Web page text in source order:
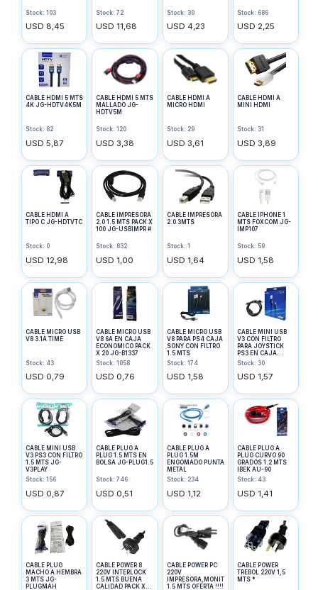
Stock: 103
USD 8,45
Stock: 72
USD 11,68
Stock: 30
USD 4,23
Stock: 686
USD 2,25
CABLE HDMI 5 MTS
4K JG-HDTV4K5M
Stock: 82
USD 5,87
CABLE HDMI 5 MTS
MALLADO JG-
HDTV5M
Stock: 120
USD 3,38
CABLE HDMI A
MICRO HDMI
Stock: 29
USD 3,61
CABLE HDMI A
MINI HDMI
Stock: 31
USD 3,89
CABLE HDMI A
TIPO C JG-HDTVTC
Stock: 0
USD 12,98
CABLE IMPRESORA
2.0 1.5 MTS PACK X
100 JG-USBIMPR #
Stock: 832
USD 1,00
CABLE IMPRESORA
2.0 3MTS
Stock: 1
USD 1,64
CABLE IPHONE 1
MTS FOXCOM JG-
IMP107
Stock: 59
USD 1,58
CABLE MICRO USB
V8 3.1A TIME
Stock: 43
USD 0,79
CABLE MICRO USB
V8 6A EN CAJA
ECONOMICO PACK
X 20 JG-B1337
Stock: 1058
USD 0,76
CABLE MICRO USB
V8 PARA PS4 CAJA
SONY CON FILTRO
1.5 MTS
Stock: 174
USD 1,58
CABLE MINI USB
V3 CON FILTRO
PARA JOYSTICK
PS3 EN CAJA
SONY 1.5 MTS *
Stock: 30
USD 1,57
CABLE MINI USB
V3 PS3 CON FILTRO
1.5 MTS JG-
V3PLAY
Stock: 156
USD 0,87
CABLE PLUG A
PLUG 1.5 MTS EN
BOLSA JG-PLUG1.5
Stock: 746
USD 0,51
CABLE PLUG A
PLUG 1.5M
ENGOMADO PUNTA
METAL
Stock: 234
USD 1,12
CABLE PLUG A
PLUG CURVO 90
GRADOS 1.2 MTS
IBEK AU-90
Stock: 43
USD 1,41
CABLE PLUG
MACHO A HEMBRA
3 MTS JG-
PLUGMAH
CABLE POWER 8
220V INTERLOCK
1.5 MTS BUENA
CALIDAD PACK X
CABLE POWER PC
220V
IMPRESORA,MONITOR
1.5 MTS OFERTA !!!!
CABLE POWER
TREBOL 220V 1,5
MTS *